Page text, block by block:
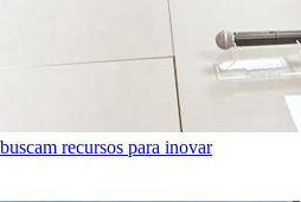
recursos para inovar